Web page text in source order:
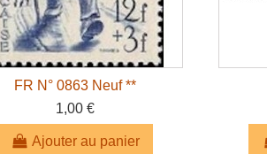
FR N° 0863 Neuf **
1,00 €
Ajouter au panier